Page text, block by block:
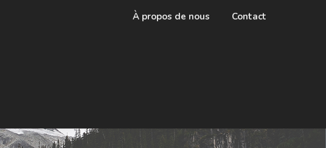
À propos de nous Contact